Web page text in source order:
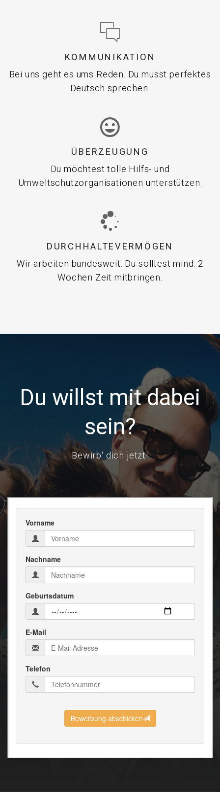
KOMMUNIKATION
Bei uns geht es ums Reden. Du musst perfektes
Deutsch sprechen.
ÜBERZEUGUNG
Du möchtest tolle Hilfs- und
Umweltschutzorganisationen unterstützen.
DURCHHALTEVERMÖGEN
Wir arbeiten bundesweit. Du solltest mind. 2
Wochen Zeit mitbringen.
Du willst mit dabei
sein?
Bewirb' dich jetzt!